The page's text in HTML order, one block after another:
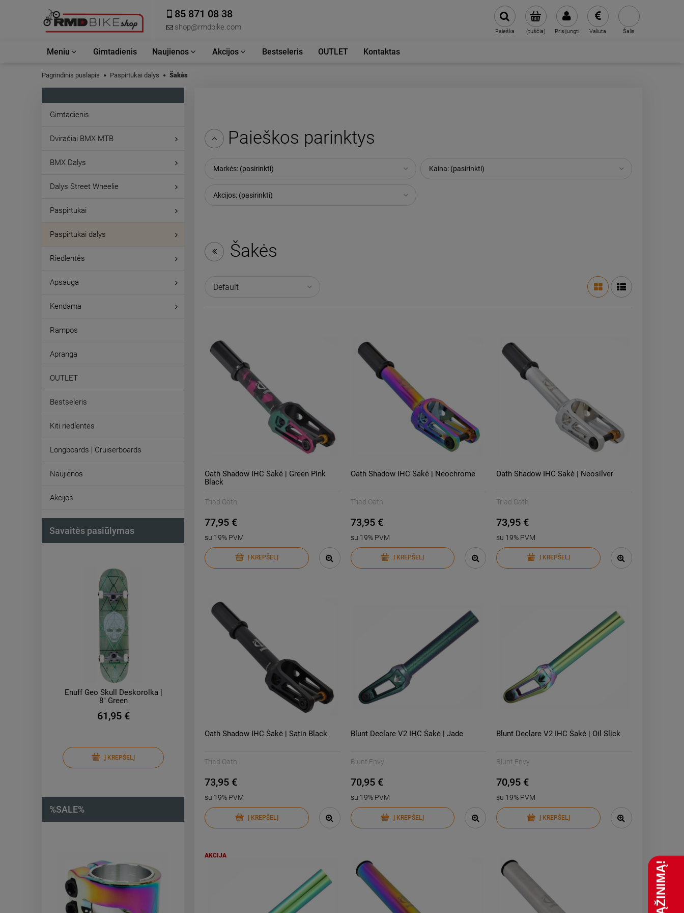
85 871 08 38
shop@rmdbike.com (tuščia) Prisijungti
Paieška Valiuta Šalis
Meniu Gimtadienis Naujienos Akcijos Bestseleris OUTLET Kontaktas
Pagrindinis puslapis Paspirtukai dalys Šakės
Gimtadienis
Dviračiai BMX MTB
BMX Dalys
Dalys Street Wheelie
Paspirtukai
Paspirtukai dalys
Riedlentės
Apsauga
Kendama
Rampos
Apranga
OUTLET
Bestseleris
Kiti riedlentės
Longboards | Cruiserboards
Naujienos
Akcijos
Savaitės pasiūlymas
Enuff Geo Skull Deskorolka |
8" Green
61,95 €
Į KREPŠELĮ
%SALE%
Paieškos parinktys
Markės: (pasirinkti) Kaina: (pasirinkti)
Akcijos: (pasirinkti)
Šakės
Oath Shadow IHC Šakė | Green Pink
Black
Triad Oath
77,95 €
su 19% PVM
Į KREPŠELĮ
Oath Shadow IHC Šakė | Neochrome
Triad Oath
73,95 €
su 19% PVM
Į KREPŠELĮ
Oath Shadow IHC Šakė | Neosilver
Triad Oath
73,95 €
su 19% PVM
Į KREPŠELĮ
Oath Shadow IHC Šakė | Satin Black
Triad Oath
73,95 €
su 19% PVM
Į KREPŠELĮ
Blunt Declare V2 IHC Šakė | Jade
Blunt Envy
70,95 €
su 19% PVM
Į KREPŠELĮ
Blunt Declare V2 IHC Šakė | Oil Slick
Blunt Envy
70,95 €
su 19% PVM
Į KREPŠELĮ
AKCIJA